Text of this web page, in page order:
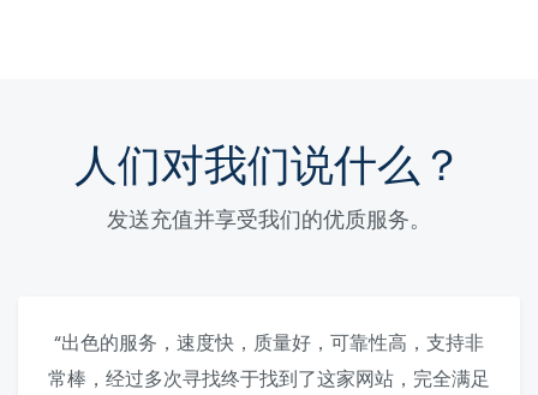
人们对我们说什么？
发送充值并享受我们的优质服务。
“出色的服务，速度快，质量好，可靠性高，支持非
常棒，经过多次寻找终于找到了这家网站，完全满足